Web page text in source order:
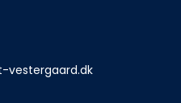
vestergaard.dk